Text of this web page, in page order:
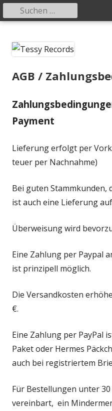
zum
Primäres
Suchen
nach:
AGB /
Payment
Lieferung erfolgt per
teuer per Nachnahme)
Bei guten Stammkunden,
ist auch eine Lieferung
Überweisung wird
Eine Zahlung per Paypal
ist prinzipell möglich.
Die Versandkosten
€.
Eine Zahlung per PayPal
Paket oder Hermes
auch bei registriertem
Für Bestellungen unter
vereinbart, ein